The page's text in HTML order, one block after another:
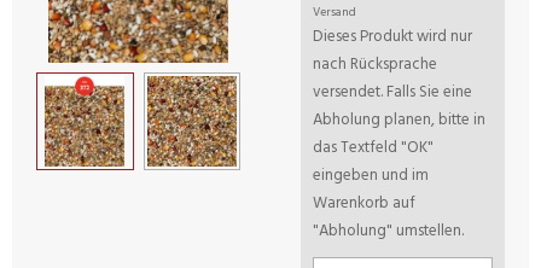
Versand
Dieses Produkt wird nur
nach Rücksprache
versendet. Falls Sie eine
Abholung planen, bitte in
das Textfeld "OK"
eingeben und im
Warenkorb auf
"Abholung" umstellen.